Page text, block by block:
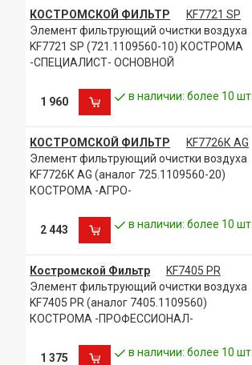
КОСТРОМСКОЙ ФИЛЬТР
KF7721 SP
Элемент фильтрующий очистки воздуха
KF7721 SP (721.1109560-10) КОСТРОМА
-СПЕЦИАЛИСТ- ОСНОВНОЙ
1 960 в наличии: более 10 шт.
КОСТРОМСКОЙ ФИЛЬТР
KF7726К AG
Элемент фильтрующий очистки воздуха
KF7726К AG (аналог 725.1109560-20)
КОСТРОМА -АГРО-
2 443 в наличии: более 10 шт.
Костромской Фильтр
KF7405 PR
Элемент фильтрующий очистки воздуха
KF7405 PR (аналог 7405.1109560)
КОСТРОМА -ПРОФЕССИОНАЛ-
1 375 в наличии: более 10 шт.